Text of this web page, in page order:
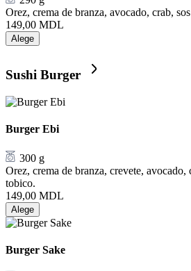
Orez, crema de branza, avocado, crab,
149,00 MDL
Alege
Sushi Burger
Burger Ebi
300 g
Orez, crema de branza, crevete, avocado,
tobico.
149,00 MDL
Alege
Burger Sake